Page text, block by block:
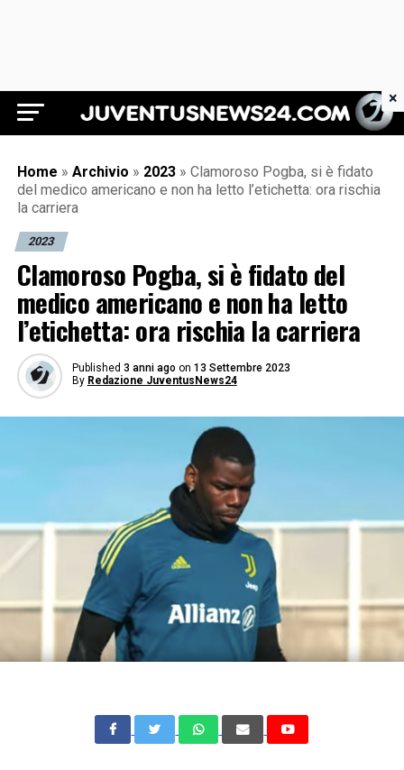
Juventus News 24
Home » Archivio » 2023 » Clamoroso Pogba, si è fidato
del medico americano e non ha letto l’etichetta: ora rischia
la carriera
2023
Clamoroso Pogba, si è fidato del
medico americano e non ha letto
l’etichetta: ora rischia la carriera
Published 3 anni ago on 13 Settembre 2023
By Redazione JuventusNews24
×